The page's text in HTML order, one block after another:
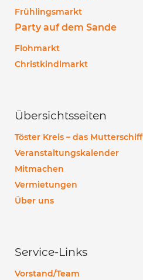
Frühlingsmarkt
Party auf dem Sande
Flohmarkt
Christkindlmarkt
Übersichtsseiten
Töster Kreis – das Mutterschiff
Veranstaltungskalender
Mitmachen
Vermietungen
Über uns
Service-Links
Vorstand/Team